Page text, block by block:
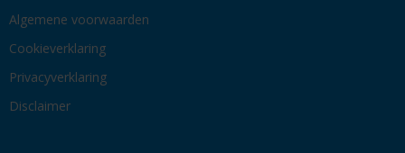
Algemene voorwaarden
Cookieverklaring
Privacyverklaring
Disclaimer